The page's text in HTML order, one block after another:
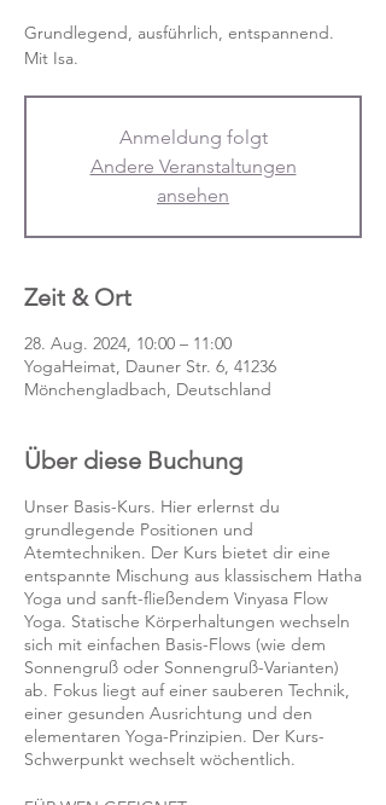
Grundlegend, ausführlich, entspannend.
Mit Isa.
Anmeldung folgt
Andere Veranstaltungen
ansehen
Zeit & Ort
28. Aug. 2024, 10:00 – 11:00
YogaHeimat, Dauner Str. 6, 41236
Mönchengladbach, Deutschland
Über diese Buchung
Unser Basis-Kurs. Hier erlernst du
grundlegende Positionen und
Atemtechniken. Der Kurs bietet dir eine
entspannte Mischung aus klassischem Hatha
Yoga und sanft-fließendem Vinyasa Flow
Yoga. Statische Körperhaltungen wechseln
sich mit einfachen Basis-Flows (wie dem
Sonnengruß oder Sonnengruß-Varianten)
ab. Fokus liegt auf einer sauberen Technik,
einer gesunden Ausrichtung und den
elementaren Yoga-Prinzipien. Der Kurs-
Schwerpunkt wechselt wöchentlich.